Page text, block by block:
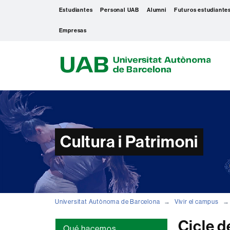
Estudiantes Personal UAB Alumni Futuros estudiantes
Empresas
B
Cultura i Patrimoni
Universitat Autònoma de Barcelona Vivir el campus